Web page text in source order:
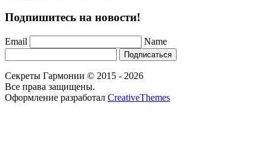
Подпишитесь на новости!
Email Name
Подписаться
Секреты Гармонии © 2015 - 2026
Все права защищены.
Оформление разработал CreativeThemes